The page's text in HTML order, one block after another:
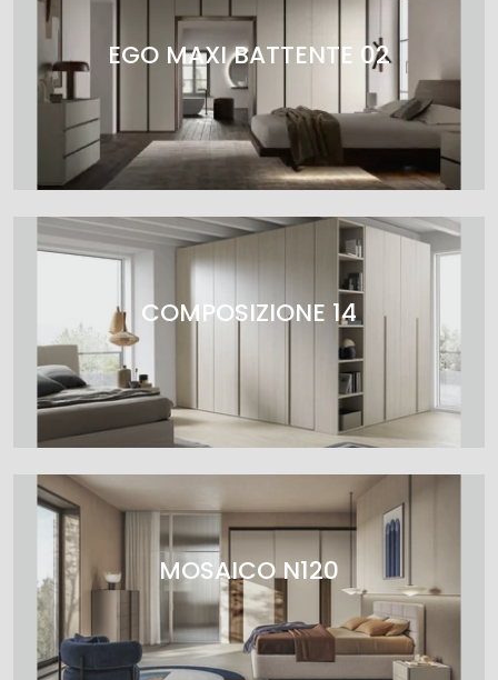
EGO MAXI BATTENTE 02
COMPOSIZIONE 14
MOSAICO N120